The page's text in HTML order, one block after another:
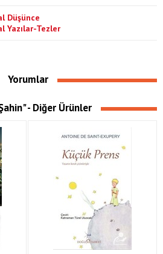
Düşünce
Yazılar-Tezler
Yorumlar
- Diğer Ürünler